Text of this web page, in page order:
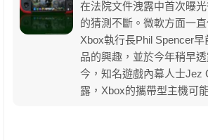
在法院文件洩露中首次曝
的猜測不斷。微軟方面一
Xbox執行長Phil Spencer
品的興趣，並於今年稍早
今，知名遊戲內幕人士Jez
露，Xbox的攜帶型主機可